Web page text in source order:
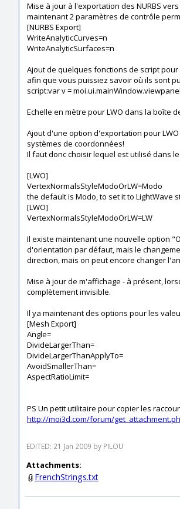
Mise à jour à l'exportation des NURBS
maintenant 2 paramètres de contrôle
[NURBS Export]
WriteAnalyticCurves=n
WriteAnalyticSurfaces=n
Ajout de quelques fonctions de script
afin que vous puissiez savoir où ils sont
script:var v =
Echelle en mètre pour LWO dans la boîte
Ajout d'une option d'exportation pour
systèmes de coordonnées!
Il faut donc choisir lequel est utilisé dans
[LWO]
VertexNormalsStyleModoOrLW=Modo
the default is Modo, to set it to LightWave
[LWO]
VertexNormalsStyleModoOrLW=LW
Il existe maintenant une nouvelle option
d'orientation par défaut, mais le
direction, mais on peut encore changer
Mise à jour de m'affichage - à présent,
complètement invisible.
Il ya maintenant des options pour les
[Mesh Export]
Angle=
DivideLargerThan=
DivideLargerThanApplyTo=
AvoidSmallerThan=
AspectRatioLimit=
PS Un petit utilitaire pour copier les
http://moi3d.com/forum/
EDITED: 21 Jan 2009 by PILOU
Attachments:
FrenchStrings.txt